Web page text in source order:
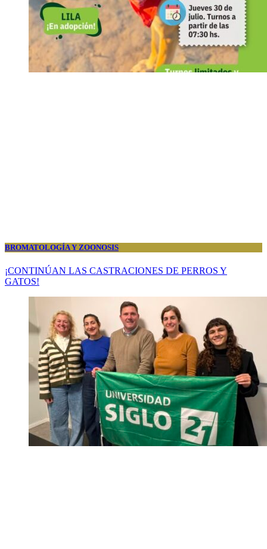
BROMATOLOGÍA Y ZOONOSIS
¡CONTINÚAN LAS CASTRACIONES DE PERROS Y
GATOS!